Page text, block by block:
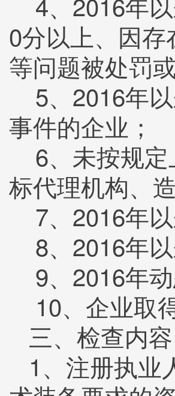
0分以上、因
等问题被处罚
5、2016年
事件的企业；
6、未按规定
标代理机构、
7、2016年
8、2016年
9、2016年
10、企业取
三、检查内容
1、注册执业